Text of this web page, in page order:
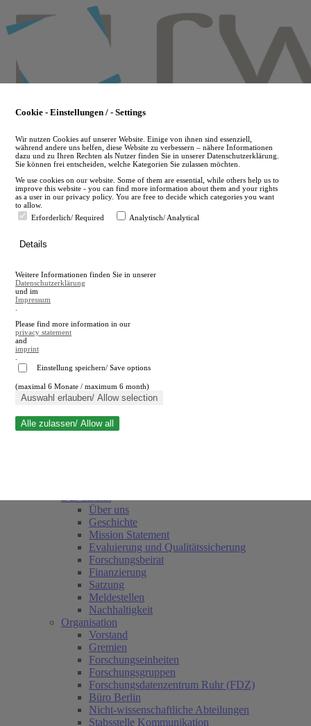
to
main
en
A
A
Suche schließen
Über uns
Geschichte
Mission Statement
Evaluierung und Qualitätssicherung
Forschungsbeirat
Finanzierung
Satzung
Meldestellen
Nachhaltigkeit
Organisation
Vorstand
Gremien
Forschungseinheiten
Forschungsgruppen
Forschungsdatenzentrum Ruhr (FDZ)
Büro Berlin
Nicht-wissenschaftliche Abteilungen
Stabsstelle Kommunikation
Cookie - Einstellungen / - Settings
Wir nutzen Cookies auf unserer Website. Einige von ihnen sind essenziell,
während andere uns helfen, diese Website zu verbessern – nähere Informationen
dazu und zu Ihren Rechten als Nutzer finden Sie in unserer Datenschutzerklärung.
Sie können frei entscheiden, welche Kategorien Sie zulassen möchten.
We use cookies on our website. Some of them are essential, while others help us to
improve this website - you can find more information about them and your rights
as a user in our privacy policy. You are free to decide which categories you want
to allow.
Erforderlich/ Required
Analytisch/ Analytical
Details
Weitere Informationen finden Sie in unserer
Datenschutzerklärung
und im
Impressum
Please find more information in our
privacy statement
and
imprint
Einstellung speichern/ Save options
(maximal 6 Monate / maximum 6 month)
Auswahl erlauben/ Allow selection
Alle zulassen/ Allow all